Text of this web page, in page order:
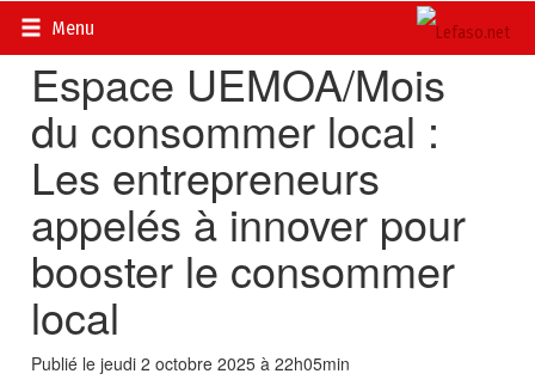
Menu
Accueil>
Espace UEMOA/Mois
du consommer local :
Les entrepreneurs
appelés à innover pour
booster le consommer
local
Publié le jeudi 2 octobre 2025 à 22h05min